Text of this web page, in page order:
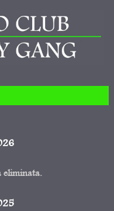
al contenuto
eliminata.